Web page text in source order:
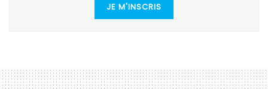
JE M'INSCRIS